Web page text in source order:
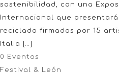
sostenibilidad, con una
Internacional que
reciclado firmadas por 15
Italia […]
0 Eventos
Festival & León